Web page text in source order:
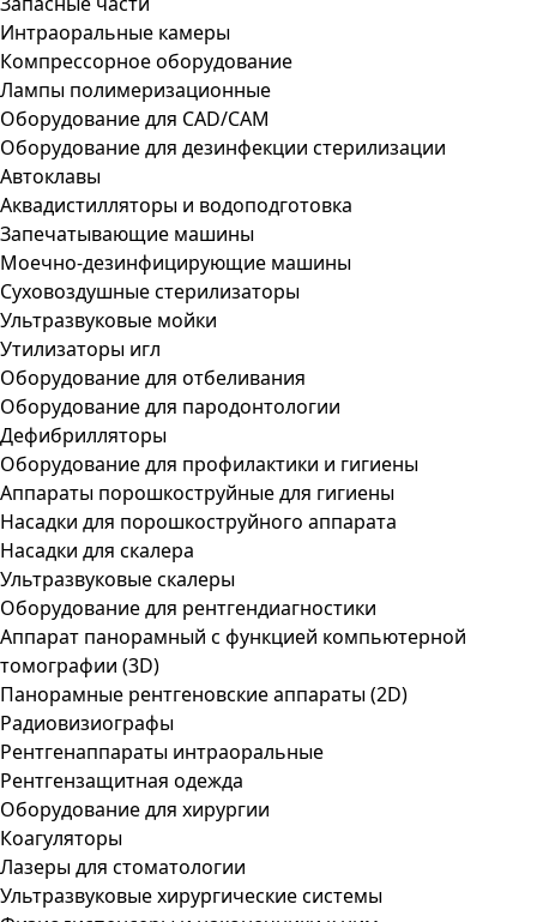
Интраоральные камеры
Компрессорное оборудование
Лампы полимеризационные
Оборудование для CAD/CAM
Оборудование для дезинфекции стерилизации
Автоклавы
Аквадистилляторы и водоподготовка
Запечатывающие машины
Моечно-дезинфицирующие машины
Суховоздушные стерилизаторы
Ультразвуковые мойки
Утилизаторы игл
Оборудование для отбеливания
Оборудование для пародонтологии
Дефибрилляторы
Оборудование для профилактики и гигиены
Аппараты порошкоструйные для гигиены
Насадки для порошкоструйного аппарата
Насадки для скалера
Ультразвуковые скалеры
Оборудование для рентгендиагностики
Аппарат панорамный с функцией компьютерной
томографии (3D)
Панорамные рентгеновские аппараты (2D)
Радиовизиографы
Рентгенаппараты интраоральные
Рентгензащитная одежда
Оборудование для хирургии
Коагуляторы
Лазеры для стоматологии
Ультразвуковые хирургические системы